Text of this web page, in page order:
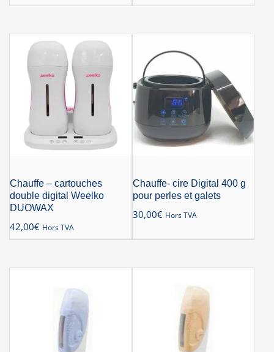
Chauffe – cartouches
double digital Weelko
DUOWAX
42,00€ Hors TVA
Chauffe- cire Digital 400 g
pour perles et galets
30,00€ Hors TVA